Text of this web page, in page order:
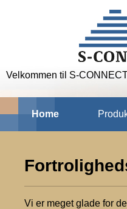
Skip to main navigation
Velkommen til S-
Home
Vi er meget glade for